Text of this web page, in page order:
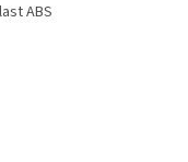
ABS